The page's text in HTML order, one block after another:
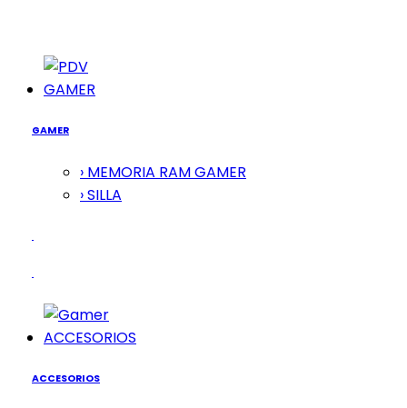
GAMER
GAMER
› MEMORIA RAM GAMER
› SILLA
ACCESORIOS
ACCESORIOS